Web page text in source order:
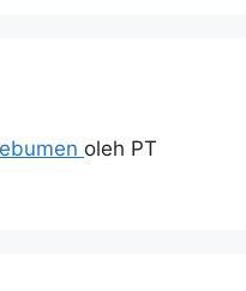
oleh PT